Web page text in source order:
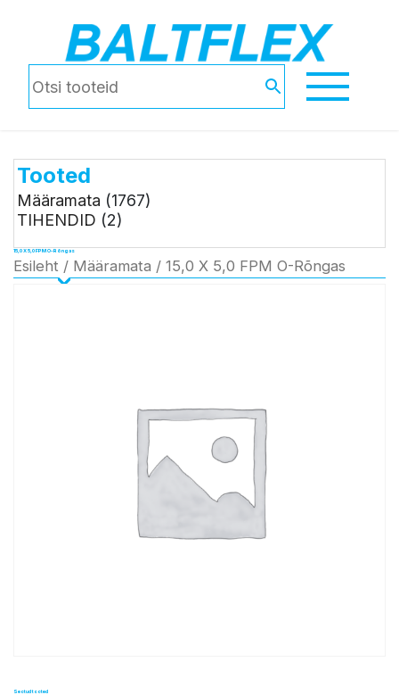
Tooted
Määramata (1767)
TIHENDID (2)
15,0 X 5,0 FPM O-Rõngas
Esileht / Määramata / 15,0 X 5,0 FPM O-Rõngas
Seotud tooted